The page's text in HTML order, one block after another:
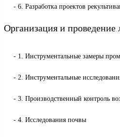
6. Разработка проектов
Организация и проведение
1. Инструментальные замеры
2. Инструментальные
3. Производственный контроль
4. Исследования почвы